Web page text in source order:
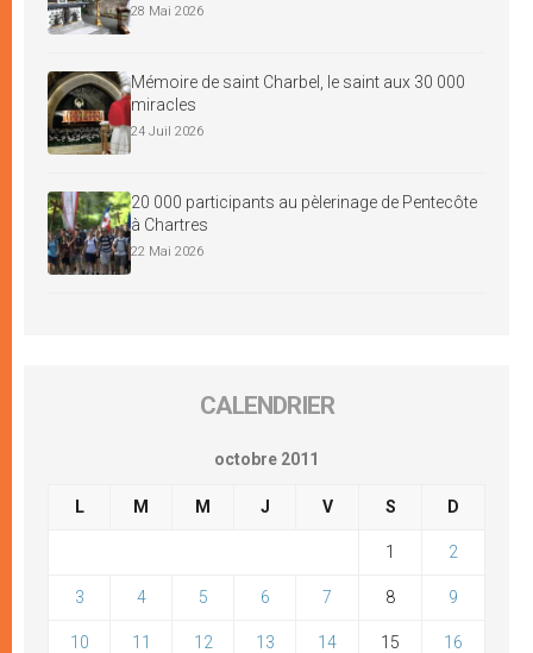
28 Mai 2026
Mémoire de saint Charbel, le saint aux 30 000
miracles
24 Juil 2026
20 000 participants au pèlerinage de Pentecôte
à Chartres
22 Mai 2026
CALENDRIER
octobre 2011
L M M J V S D
1 2
3 4 5 6 7 8 9
10 11 12 13 14 15 16